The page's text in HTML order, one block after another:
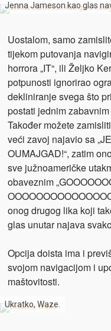
Jenna Jameson kao glas
Uostalom, samo
tijekom putovanja
horrora „IT“, ili Željko
potpunosti ignorirao
dekliniranje svega što
postati jednim
Također možete
veći zavoj najavio sa
OUMAJGAD!“, zatim
sve južnoameričke
obaveznim
onog drugog lika koji
glas unutar najava
Opcija doista ima i
svojom navigacijom i
maštovitosti.
Ukratko, Waze.